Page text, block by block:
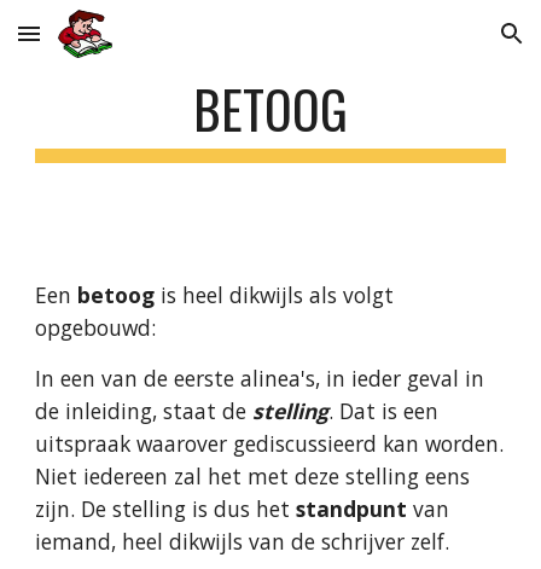
Skip to main content Skip to navigation
BETOOG
Een betoog is heel dikwijls als volgt
opgebouwd:
In een van de eerste alinea's, in ieder geval in
de inleiding, staat de stelling. Dat is een
uitspraak waarover gediscussieerd kan worden.
Niet iedereen zal het met deze stelling eens
zijn. De stelling is dus het standpunt van
iemand, heel dikwijls van de schrijver zelf.